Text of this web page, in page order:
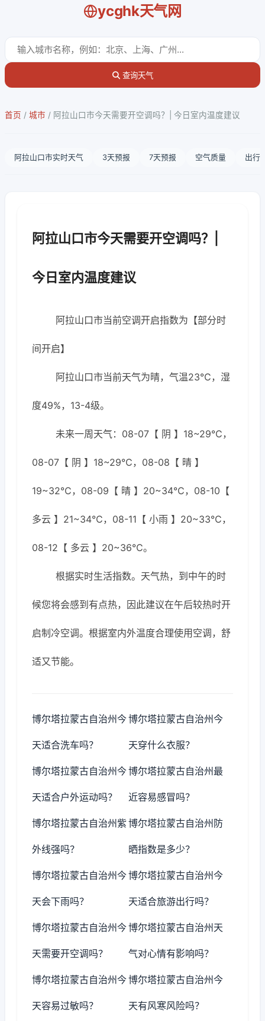
ycghk天气网
查询天气
首页 / 城市 / 阿拉山口市今天需要开空调吗？| 今日室内温度建议
阿拉山口市实时天气 3天预报 7天预报 空气质量 出行
阿拉山口市今天需要开空调吗？|
今日室内温度建议
阿拉山口市当前空调开启指数为【部分时
间开启】
阿拉山口市当前天气为晴，气温23℃，湿
度49%，13-4级。
未来一周天气：08-07【 阴 】18~29℃，
08-07【 阴 】18~29℃，08-08【 晴 】
19~32℃，08-09【 晴 】20~34℃，08-10【
多云 】21~34℃，08-11【 小雨 】20~33℃，
08-12【 多云 】20~36℃。
根据实时生活指数。天气热，到中午的时
候您将会感到有点热，因此建议在午后较热时开
启制冷空调。根据室内外温度合理使用空调，舒
适又节能。
博尔塔拉蒙古自治州今
天适合洗车吗？
博尔塔拉蒙古自治州今
天穿什么衣服？
博尔塔拉蒙古自治州今
天适合户外运动吗？
博尔塔拉蒙古自治州最
近容易感冒吗？
博尔塔拉蒙古自治州紫
外线强吗？
博尔塔拉蒙古自治州防
晒指数是多少？
博尔塔拉蒙古自治州今
天会下雨吗？
博尔塔拉蒙古自治州今
天适合旅游出行吗？
博尔塔拉蒙古自治州今
天需要开空调吗？
博尔塔拉蒙古自治州天
气对心情有影响吗？
博尔塔拉蒙古自治州今
天容易过敏吗？
博尔塔拉蒙古自治州今
天有风寒风险吗？